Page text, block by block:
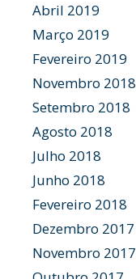
Abril 2019
Março 2019
Fevereiro 2019
Novembro 2018
Setembro 2018
Agosto 2018
Julho 2018
Junho 2018
Fevereiro 2018
Dezembro 2017
Novembro 2017